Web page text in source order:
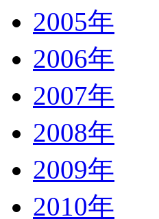
2005年
2006年
2007年
2008年
2009年
2010年